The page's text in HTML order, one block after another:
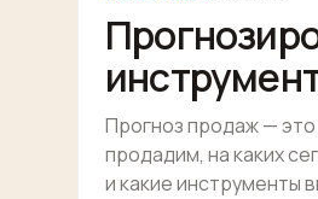
Прогноз продаж —
продадим, на каких
и какие инструменты